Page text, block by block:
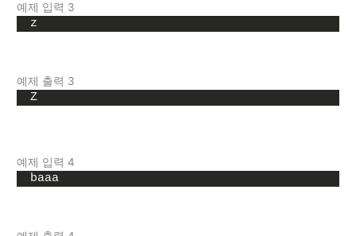
예제 입력 3
z
예제 출력 3
Z
예제 입력 4
baaa